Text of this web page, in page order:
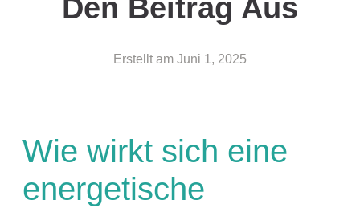
Den Beitrag Aus
Erstellt am Juni 1, 2025
Wie wirkt sich eine
energetische